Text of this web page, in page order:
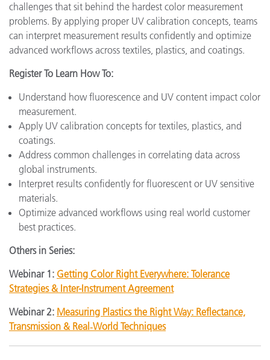
challenges that sit behind the hardest color measurement
problems. By applying proper UV calibration concepts, teams
can interpret measurement results confidently and optimize
advanced workflows across textiles, plastics, and coatings.
Register To Learn How To:
Understand how fluorescence and UV content impact color
measurement.
Apply UV calibration concepts for textiles, plastics, and
coatings.
Address common challenges in correlating data across
global instruments.
Interpret results confidently for fluorescent or UV sensitive
materials.
Optimize advanced workflows using real world customer
best practices.
Others in Series:
Webinar 1: Getting Color Right Everywhere: Tolerance
Strategies & Inter-Instrument Agreement
Webinar 2: Measuring Plastics the Right Way: Reflectance,
Transmission & Real‑World Techniques